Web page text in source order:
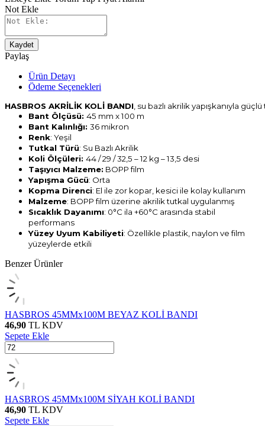
Not Ekle
Kaydet
Paylaş
Ürün Detayı
Ödeme Seçenekleri
HASBROS AKRİLİK KOLİ BANDI , su bazlı akrilik yapışkanıyla
Bant Ölçüsü: 45 mm x 100 m
Bant Kalınlığı: 36 mikron
Renk: Yeşil
Tutkal Türü: Su Bazlı Akrilik
Koli Ölçüleri: 44 / 29 / 32,5 – 12 kg – 13,5 desi
Taşıyıcı Malzeme: BOPP film
Yapışma Gücü: Orta
Kopma Direnci: El ile zor kopar, kesici ile kolay kullanım
Malzeme: BOPP film üzerine akrilik tutkal uygulanmış
Sıcaklık Dayanımı: 0°C ila +60°C arasında stabil
performans
Yüzey Uyum Kabiliyeti: Özellikle plastik, naylon ve film
yüzeylerde etkili
Benzer Ürünler
HASBROS 45MMx100M BEYAZ KOLİ BANDI
46,90 TL KDV
Sepete Ekle
HASBROS 45MMx100M SİYAH KOLİ BANDI
46,90 TL KDV
Sepete Ekle